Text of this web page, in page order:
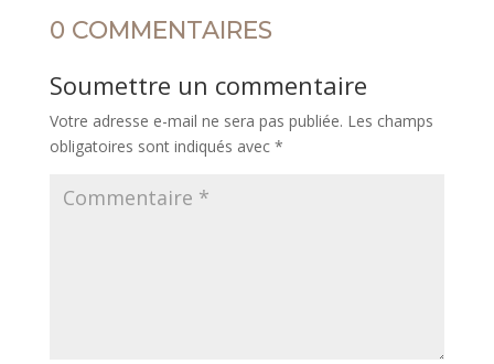
0 COMMENTAIRES
Soumettre un commentaire
Votre adresse e-mail ne sera pas publiée. Les champs
obligatoires sont indiqués avec *